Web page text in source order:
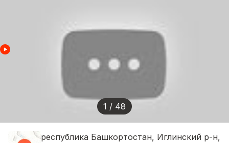
1 / 48
республика Башкортостан, Иглинский р-н,